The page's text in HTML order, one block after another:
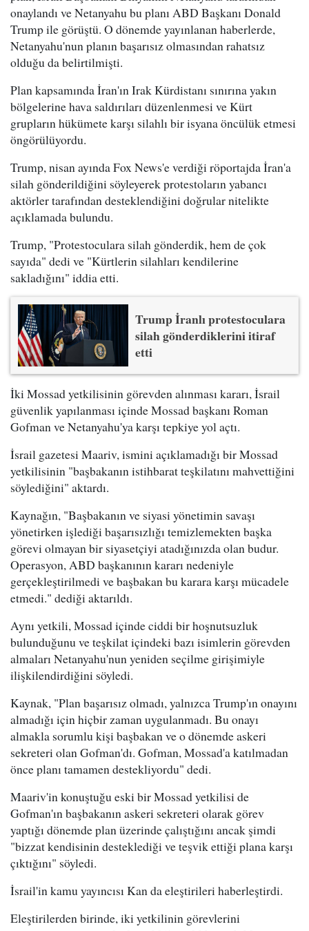
onaylandı ve Netanyahu bu planı ABD Başkanı Donald
Trump ile görüştü. O dönemde yayınlanan haberlerde,
Netanyahu'nun planın başarısız olmasından rahatsız
olduğu da belirtilmişti.
Plan kapsamında İran'ın Irak Kürdistanı sınırına yakın
bölgelerine hava saldırıları düzenlenmesi ve Kürt
grupların hükümete karşı silahlı bir isyana öncülük etmesi
öngörülüyordu.
Trump, nisan ayında Fox News'e verdiği röportajda İran'a
silah gönderildiğini söyleyerek protestoların yabancı
aktörler tarafından desteklendiğini doğrular nitelikte
açıklamada bulundu.
Trump, "Protestoculara silah gönderdik, hem de çok
sayıda" dedi ve "Kürtlerin silahları kendilerine
sakladığını" iddia etti.
Trump İranlı protestoculara
silah gönderdiklerini itiraf
etti
İki Mossad yetkilisinin görevden alınması kararı, İsrail
güvenlik yapılanması içinde Mossad başkanı Roman
Gofman ve Netanyahu'ya karşı tepkiye yol açtı.
İsrail gazetesi Maariv, ismini açıklamadığı bir Mossad
yetkilisinin "başbakanın istihbarat teşkilatını mahvettiğini
söylediğini" aktardı.
Kaynağın, "Başbakanın ve siyasi yönetimin savaşı
yönetirken işlediği başarısızlığı temizlemekten başka
görevi olmayan bir siyasetçiyi atadığınızda olan budur.
Operasyon, ABD başkanının kararı nedeniyle
gerçekleştirilmedi ve başbakan bu karara karşı mücadele
etmedi." dediği aktarıldı.
Aynı yetkili, Mossad içinde ciddi bir hoşnutsuzluk
bulunduğunu ve teşkilat içindeki bazı isimlerin görevden
almaları Netanyahu'nun yeniden seçilme girişimiyle
ilişkilendirdiğini söyledi.
Kaynak, "Plan başarısız olmadı, yalnızca Trump'ın onayını
almadığı için hiçbir zaman uygulanmadı. Bu onayı
almakla sorumlu kişi başbakan ve o dönemde askeri
sekreteri olan Gofman'dı. Gofman, Mossad'a katılmadan
önce planı tamamen destekliyordu" dedi.
Maariv'in konuştuğu eski bir Mossad yetkilisi de
Gofman'ın başbakanın askeri sekreteri olarak görev
yaptığı dönemde plan üzerinde çalıştığını ancak şimdi
"bizzat kendisinin desteklediği ve teşvik ettiği plana karşı
çıktığını" söyledi.
İsrail'in kamu yayıncısı Kan da eleştirileri haberleştirdi.
Eleştirilerden birinde, iki yetkilinin görevlerini